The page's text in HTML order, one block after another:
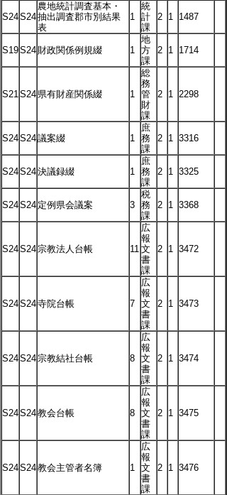
S24S24
農地統計調査基本・
抽出調査郡市別結果
表
1
統
計
課
2 1 1487
S19S24 財政関係例規綴 1
地
方
課
2 1 1714
S21S24 県有財産関係綴 1
総
務
管
財
課
2 1 2298
S24S24議案綴 1
庶
務
課
2 1 3316
S24S24決議録綴 1
庶
務
課
2 1 3325
S24S24 定例県会議案 3
税
務
課
2 1 3368
S24S24宗教法人台帳 11
広
報
文
書
課
2 1 3472
S24S24寺院台帳 7
広
報
文
書
課
2 1 3473
S24S24宗教結社台帳 8
広
報
文
書
課
2 1 3474
S24S24教会台帳 8
広
報
文
書
課
2 1 3475
S24S24教会主管者名簿 1
広
報
文
書
課
2 1 3476